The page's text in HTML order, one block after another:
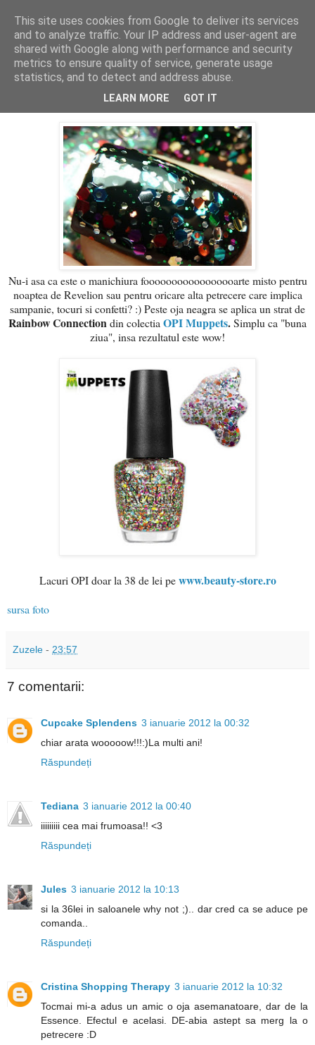
PentruDive.ro
luni, 2 ianuarie 2012
Finger Paints Fun-fetti
Nu-i asa ca este o manichiura fooooooooooooooooarte misto pentru
noaptea de Revelion sau pentru oricare alta petrecere care implica
sampanie, tocuri si confetti? :) Peste oja neagra se aplica un strat de
Rainbow Connectiondin colectia OPI Muppets.Simplu ca "buna
ziua", insa rezultatul este wow!
Lacuri OPI doar la 38 de lei pewww.beauty-store.ro
sursa foto
Zuzele - 23:57
7 comentarii:
Cupcake Splendens 3 ianuarie 2012 la 00:32
chiar arata wooooow!!!:)La multi ani!
Răspundeți
Tediana 3 ianuarie 2012 la 00:40
iiiiiiiii cea mai frumoasa!! <3
Răspundeți
Jules 3 ianuarie 2012 la 10:13
si la 36lei in saloanele why not ;).. dar cred ca se aduce pe
comanda..
Răspundeți
Cristina Shopping Therapy 3 ianuarie 2012 la 10:32
Tocmai mi-a adus un amic o oja asemanatoare, dar de la
Essence. Efectul e acelasi. DE-abia astept sa merg la o
petrecere :D
This site uses cookies from Google to deliver its services
and to analyze traffic. Your IP address and user-agent are
shared with Google along with performance and security
metrics to ensure quality of service, generate usage
statistics, and to detect and address abuse.
LEARN MORE GOT IT